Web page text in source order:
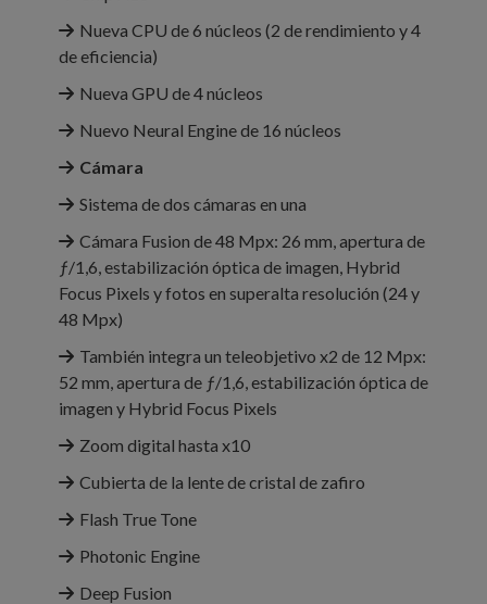
Nueva CPU de 6 núcleos (2 de rendi­miento y 4
de eficiencia)
Nueva GPU de 4 núcleos
Nuevo Neural Engine de 16 núcleos
Cámara
Sistema de dos cámaras en una
Cámara Fusion de 48 Mpx: 26 mm, apertura de
ƒ/1,6, estabili­zación óptica de imagen, Hybrid
Focus Pixels y fotos en superalta resolución (24 y
48 Mpx)
También integra un teleobjetivo x2 de 12 Mpx:
52 mm, apertura de ƒ/1,6, estabili­zación óptica de
imagen y Hybrid Focus Pixels
Zoom digital hasta x10
Cubierta de la lente de cristal de zafiro
Flash True Tone
Photonic Engine
Deep Fusion